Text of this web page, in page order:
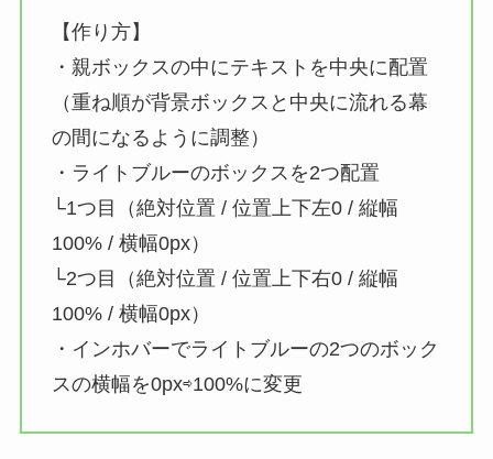
【作り方】
・親ボックスの中にテキストを中央に配置
（重ね順が背景ボックスと中央に流れる幕
の間になるように調整）
・ライトブルーのボックスを2つ配置
└1つ目（絶対位置 / 位置上下左0 / 縦幅
100% / 横幅0px）
└2つ目（絶対位置 / 位置上下右0 / 縦幅
100% / 横幅0px）
・インホバーでライトブルーの2つのボック
スの横幅を0px⇨100%に変更